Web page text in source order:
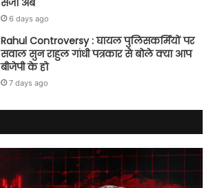
6 days ago
Rahul Controversy : घायल पुलिसकर्मियों पर
सवाल सुन राहुल गांधी पत्रकार से बोले क्या आप
बीजेपी के हो
7 days ago